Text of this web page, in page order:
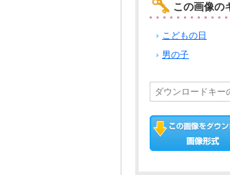
この画像の
こどもの日
男の子